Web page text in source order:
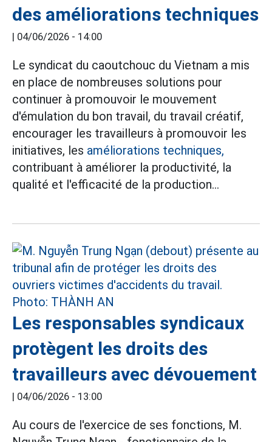
des améliorations techniques
| 04/06/2026 - 14:00
Le syndicat du caoutchouc du Vietnam a mis
en place de nombreuses solutions pour
continuer à promouvoir le mouvement
d'émulation du bon travail, du travail créatif,
encourager les travailleurs à promouvoir les
initiatives, les améliorations techniques,
contribuant à améliorer la productivité, la
qualité et l'efficacité de la production...
Les responsables syndicaux
protègent les droits des
travailleurs avec dévouement
| 04/06/2026 - 13:00
Au cours de l'exercice de ses fonctions, M.